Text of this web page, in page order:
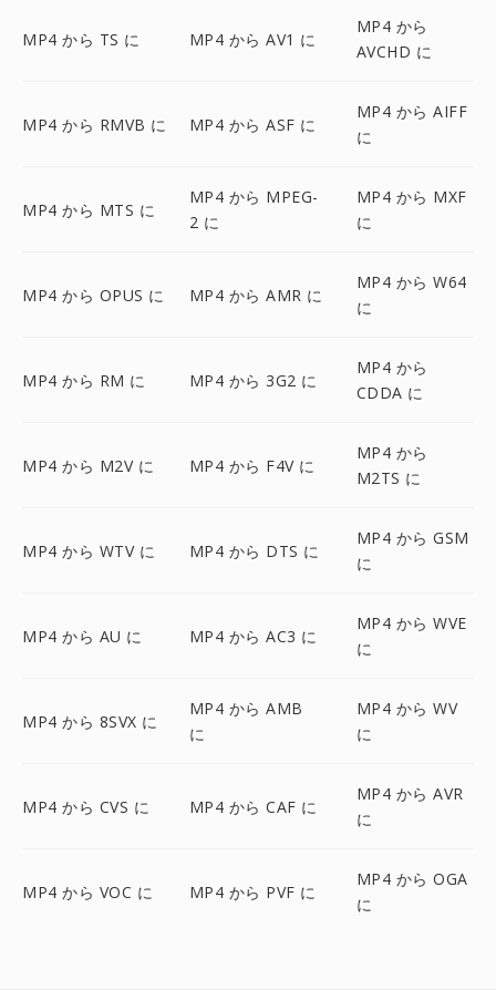
MP4 から TS に MP4 から AV1 に
MP4 から
AVCHD に
MP4 から RMVB に MP4 から ASF に
MP4 から AIFF
に
MP4 から MTS に
MP4 から MPEG-
2 に
MP4 から MXF
に
MP4 から OPUS に MP4 から AMR に
MP4 から W64
に
MP4 から RM に MP4 から 3G2 に
MP4 から
CDDA に
MP4 から M2V に MP4 から F4V に
MP4 から
M2TS に
MP4 から WTV に MP4 から DTS に
MP4 から GSM
に
MP4 から AU に MP4 から AC3 に
MP4 から WVE
に
MP4 から 8SVX に
MP4 から AMB
に
MP4 から WV
に
MP4 から CVS に MP4 から CAF に
MP4 から AVR
に
MP4 から VOC に MP4 から PVF に
MP4 から OGA
に